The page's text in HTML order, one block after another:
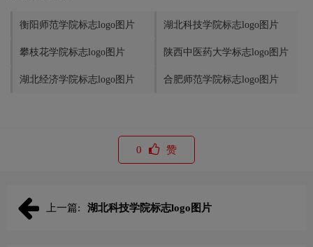
衡阳师范学院标志logo图片 湖北科技学院标志logo图片
攀枝花学院标志logo图片 陕西中医药大学标志logo图片
湖北经济学院标志logo图片 合肥师范学院标志logo图片
0 赞
上一篇: 湖北科技学院标志logo图片